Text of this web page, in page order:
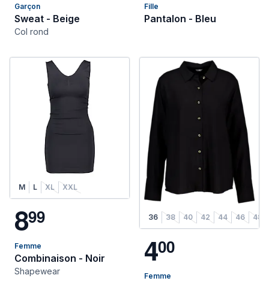
Garçon
Sweat - Beige
Col rond
Fille
Pantalon - Bleu
M L XL XXL
899
Femme
Combinaison - Noir
Shapewear
36 38 40 42 44 46 48
400
Femme